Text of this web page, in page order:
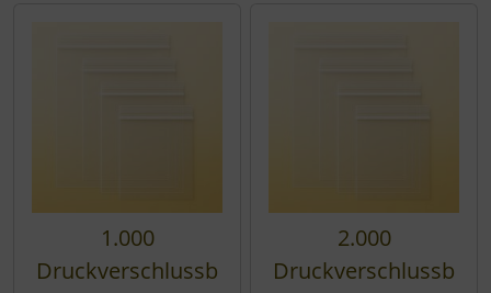
1.000
Druckverschlussb
2.000
Druckverschlussb